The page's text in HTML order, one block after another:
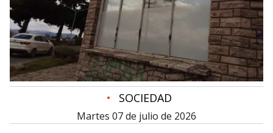
• SOCIEDAD
martes 07 de julio de 2026